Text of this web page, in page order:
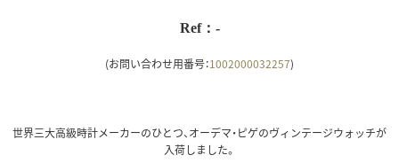
Ref：-
(お問い合わせ用番号：1002000032257)
世界三大高級時計メーカーのひとつ、オーデマ・ピゲのヴィンテージウォッチが
入荷しました。